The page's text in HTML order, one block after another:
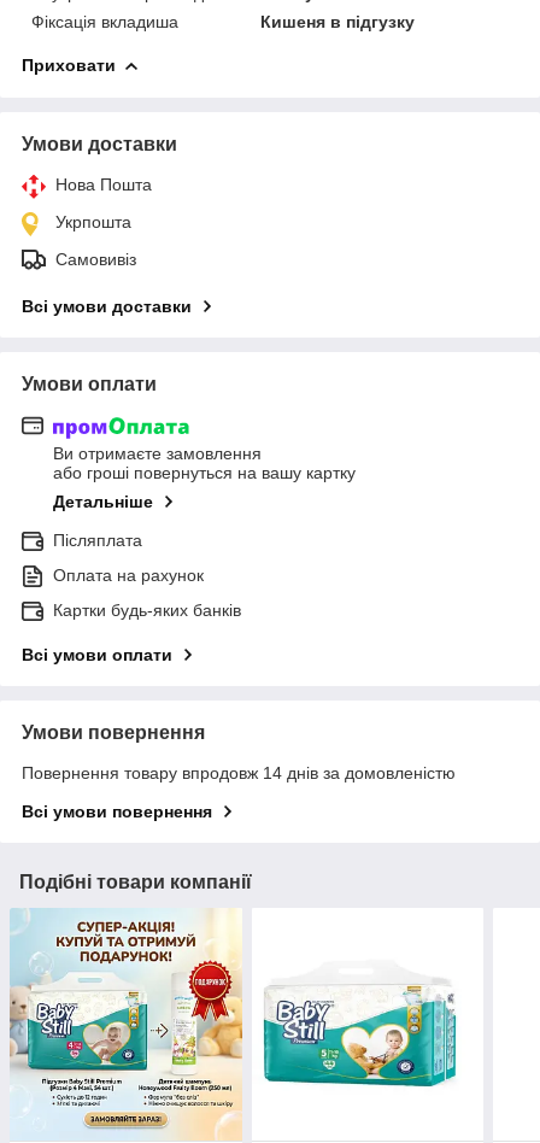
Фіксація вкладиша
Кишеня в підгузку
Приховати
Умови доставки
Нова Пошта
Укрпошта
Самовивіз
Всі умови доставки
Умови оплати
Ви отримаєте замовлення
або гроші повернуться на вашу картку
Детальніше
Післяплата
Оплата на рахунок
Картки будь-яких банків
Всі умови оплати
Умови повернення
Повернення товару впродовж 14 днів за домовленістю
Всі умови повернення
Подібні товари компанії